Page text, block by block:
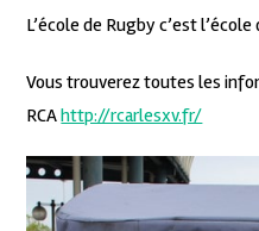
L’école de Rugby c’est l’école
Vous trouverez toutes les
RCAhttp://rcarlesxv.fr/